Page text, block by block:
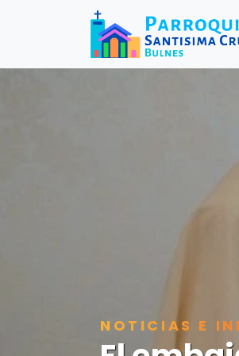
NOTICIAS E